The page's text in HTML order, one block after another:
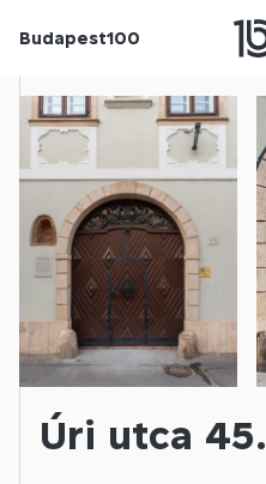
Budapest100
Úri utca 45.